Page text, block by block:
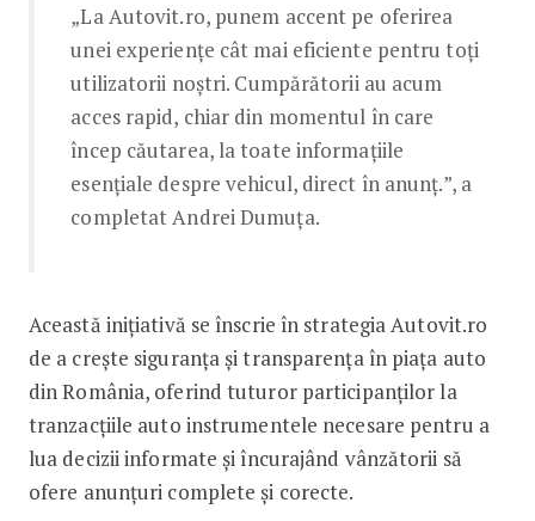
„La Autovit.ro, punem accent pe oferirea
unei experiențe cât mai eficiente pentru toți
utilizatorii noștri. Cumpărătorii au acum
acces rapid, chiar din momentul în care
încep căutarea, la toate informațiile
esențiale despre vehicul, direct în anunț.”, a
completat Andrei Dumuța.
Această inițiativă se înscrie în strategia Autovit.ro
de a crește siguranța și transparența în piața auto
din România, oferind tuturor participanților la
tranzacțiile auto instrumentele necesare pentru a
lua decizii informate și încurajând vânzătorii să
ofere anunțuri complete și corecte.